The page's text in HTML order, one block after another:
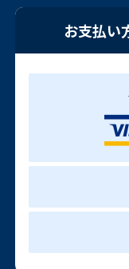
お支払い